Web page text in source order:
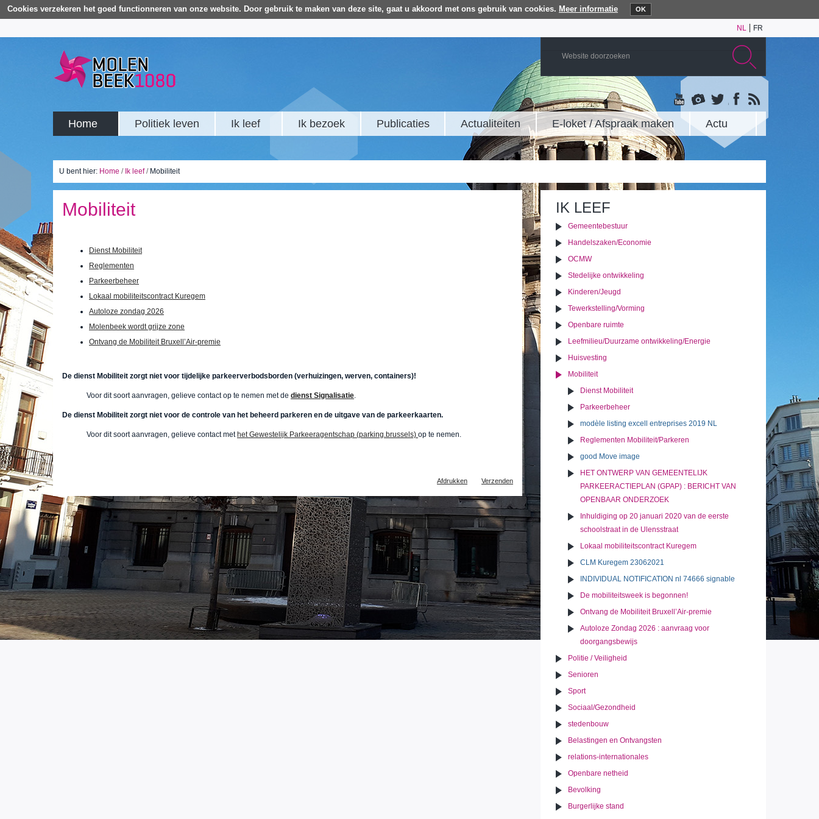
Cookies verzekeren het goed functionneren van onze website. Door gebruik te maken van deze site, gaat u akkoord met ons gebruik van cookies. Meer informatie OK
NL FR
Home Politiek leven Ik leef Ik bezoek Publicaties Actualiteiten E-loket / Afspraak maken Actu
U bent hier: Home / Ik leef / Mobiliteit
Mobiliteit
Dienst Mobiliteit
Reglementen
Parkeerbeheer
Lokaal mobiliteitscontract Kuregem
Autoloze zondag 2026
Molenbeek wordt grijze zone
Ontvang de Mobiliteit Bruxell’Air-premie
De dienst Mobiliteit zorgt niet voor tijdelijke parkeerverbodsborden (verhuizingen, werven, containers)!
Voor dit soort aanvragen, gelieve contact op te nemen met de dienst Signalisatie.
De dienst Mobiliteit zorgt niet voor de controle van het beheerd parkeren en de uitgave van de parkeerkaarten.
Voor dit soort aanvragen, gelieve contact met het Gewestelijk Parkeeragentschap (parking.brussels) op te nemen.
Afdrukken Verzenden
IK LEEF
Gemeentebestuur
Handelszaken/Economie
OCMW
Stedelijke ontwikkeling
Kinderen/Jeugd
Tewerkstelling/Vorming
Openbare ruimte
Leefmilieu/Duurzame ontwikkeling/Energie
Huisvesting
Mobiliteit
Dienst Mobiliteit
Parkeerbeheer
modèle listing excell entreprises 2019 NL
Reglementen Mobiliteit/Parkeren
good Move image
HET ONTWERP VAN GEMEENTELIJK
PARKEERACTIEPLAN (GPAP) : BERICHT VAN
OPENBAAR ONDERZOEK
Inhuldiging op 20 januari 2020 van de eerste
schoolstraat in de Ulensstraat
Lokaal mobiliteitscontract Kuregem
CLM Kuregem 23062021
INDIVIDUAL NOTIFICATION nl 74666 signable
De mobiliteitsweek is begonnen!
Ontvang de Mobiliteit Bruxell’Air-premie
Autoloze Zondag 2026 : aanvraag voor
doorgangsbewijs
Politie / Veiligheid
Senioren
Sport
Sociaal/Gezondheid
stedenbouw
Belastingen en Ontvangsten
relations-internationales
Openbare netheid
Bevolking
Burgerlijke stand